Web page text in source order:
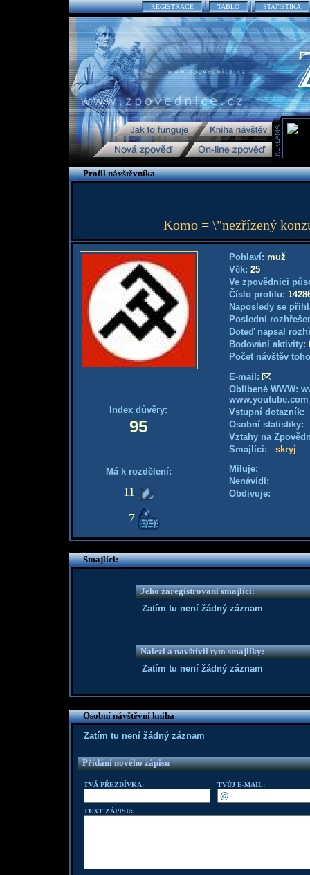
REGISTRACE TABLO STATISTIKA
Profil návštěvníka
Komo = \"nezřízený
Index důvěry:
95
Má k rozdělení:
11
7
Pohlaví: muž
Věk: 25
Ve zpovědnici
Číslo profilu:
Naposledy se
Poslední
Doteď napsal
Bodování aktivity:
Počet návštěv
E-mail:
Oblíbené WWW:
www.youtube.com
Vstupní
Osobní
Vztahy na
Smajlíci: skryj
Miluje:
Nenávidí:
Obdivuje:
Smajlíci:
Jeho zaregistrovaní smajlíci:
Zatím tu není žádný záznam
Nalezl a navštívil tyto smajlíky:
Zatím tu není žádný záznam
Osobní návštěvní kniha
Zatím tu není žádný záznam
Přidání nového zápisu
TVÁ PŘEZDÍVKA: TVŮJ E-MAIL:
TEXT ZÁPISU: